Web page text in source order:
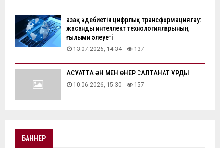
Қазақ әдебиетін цифрлық трансформациялау:
жасанды интеллект технологияларының
ғылыми әлеуеті
13.07.2026, 14:34 137
АҚСУАТТА ӘН МЕН ӨНЕР САЛТАНАТ ҚҰРДЫ
10.06.2026, 15:30 157
БАННЕР